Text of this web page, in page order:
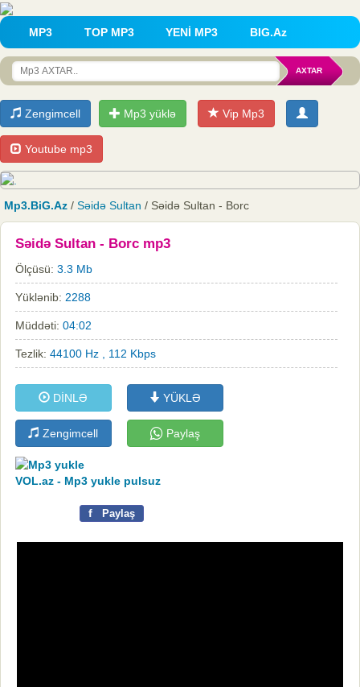
MP3 TOP MP3 YENİ MP3 BIG.Az
Zengimcell Mp3 yüklə Vip Mp3
Youtube mp3
Mp3.BiG.Az / Səidə Sultan / Səidə Sultan - Borc
Səidə Sultan - Borc mp3
Ölçüsü: 3.3 Mb
Yüklənib: 2288
Müddəti: 04:02
Tezlik: 44100 Hz , 112 Kbps
DİNLƏ YÜKLƏ
Zengimcell Paylaş
VOL.az - Mp3 yukle pulsuz
f Paylaş